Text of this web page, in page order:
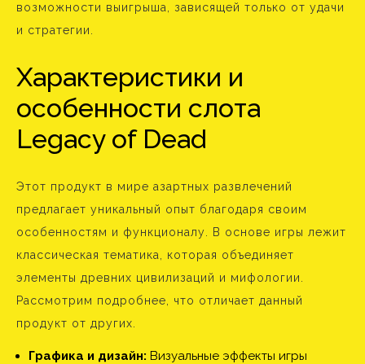
возможности выигрыша, зависящей только от удачи
и стратегии.
Характеристики и
особенности слота
Legacy of Dead
Этот продукт в мире азартных развлечений
предлагает уникальный опыт благодаря своим
особенностям и функционалу. В основе игры лежит
классическая тематика, которая объединяет
элементы древних цивилизаций и мифологии.
Рассмотрим подробнее, что отличает данный
продукт от других.
Графика и дизайн: Визуальные эффекты игры